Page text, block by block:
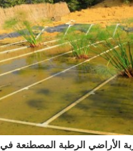
الأراضي الرطبة المصطنعة في